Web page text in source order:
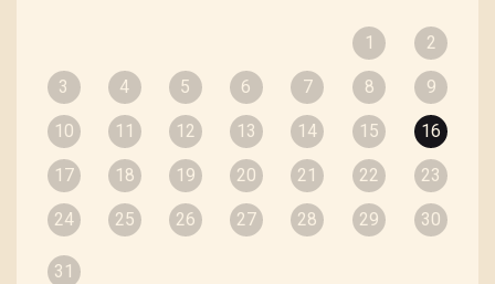
1 2
3 4 5 6 7 8 9
10 11 12 13 14 15 16
17 18 19 20 21 22 23
24 25 26 27 28 29 30
31